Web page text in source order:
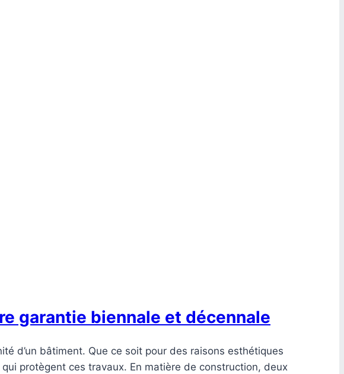
garantie biennale et décennale
d’un bâtiment. Que ce soit pour des raisons esthétiques
protègent ces travaux. En matière de construction, deux